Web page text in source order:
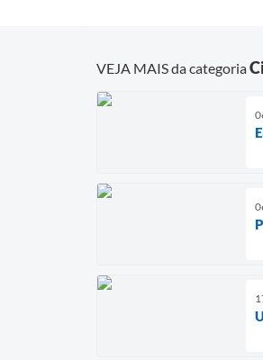
VEJA MAIS da categoria